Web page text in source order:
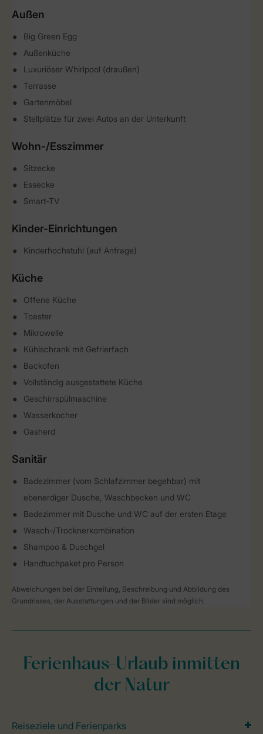
Außen
Big Green Egg
Außenküche
Luxuriöser Whirlpool (draußen)
Terrasse
Gartenmöbel
Stellplätze für zwei Autos an der Unterkunft
Wohn-/Esszimmer
Sitzecke
Essecke
Smart-TV
Kinder-Einrichtungen
Kinderhochstuhl (auf Anfrage)
Küche
Offene Küche
Toaster
Mikrowelle
Kühlschrank mit Gefrierfach
Backofen
Vollständig ausgestattete Küche
Geschirrspülmaschine
Wasserkocher
Gasherd
Sanitär
Badezimmer (vom Schlafzimmer begehbar) mit
ebenerdiger Dusche, Waschbecken und WC
Badezimmer mit Dusche und WC auf der ersten Etage
Wasch-/Trocknerkombination
Shampoo & Duschgel
Handtuchpaket pro Person
Abweichungen bei der Einteilung, Beschreibung und Abbildung des
Grundrisses, der Ausstattungen und der Bilder sind möglich.
Ferienhaus-Urlaub inmitten
der Natur
Reiseziele und Ferienparks